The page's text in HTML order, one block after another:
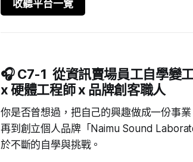
收聽平台一覽
🎧 C7-1 從資訊賣場員工自學變
x 硬體工程師 x 品牌創客職人
你是否曾想過，把自己的興趣做成一份事
再到創立個人品牌「Naimu Sound
於不斷的自學與挑戰。